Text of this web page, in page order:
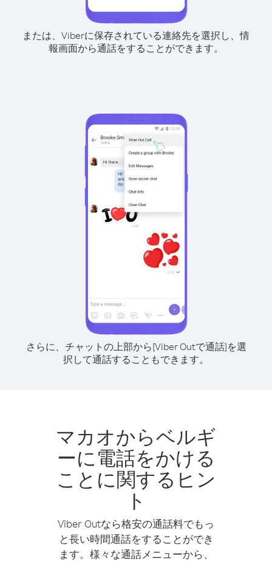
または、Viberに保存されている連絡先を選択し、情
報画面から通話をすることができます。
さらに、チャットの上部から[Viber Outで通話]を選
択して通話することもできます。
マカオからベルギ
ーに電話をかける
ことに関するヒン
ト
Viber Outなら格安の通話料でもっ
と長い時間通話をすることができ
ます。様々な通話メニューから、